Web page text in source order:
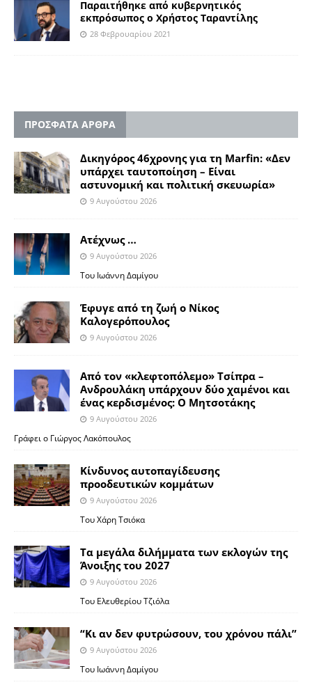
Παραιτήθηκε από κυβερνητικός
εκπρόσωπος ο Χρήστος Ταραντίλης
28 Φεβρουαρίου 2021
ΠΡΟΣΦΑΤΑ ΑΡΘΡΑ
Δικηγόρος 46χρονης για τη Marfin: «Δεν
υπάρχει ταυτοποίηση – Είναι
αστυνομική και πολιτική σκευωρία»
9 Αυγούστου 2026
Ατέχνως …
9 Αυγούστου 2026
Του Ιωάννη Δαμίγου
Έφυγε από τη ζωή ο Νίκος
Καλογερόπουλος
9 Αυγούστου 2026
Από τον «κλεφτοπόλεμο» Τσίπρα –
Ανδρουλάκη υπάρχουν δύο χαμένοι και
ένας κερδισμένος: Ο Μητσοτάκης
9 Αυγούστου 2026
Γράφει ο Γιώργος Λακόπουλος
Κίνδυνος αυτοπαγίδευσης
προοδευτικών κομμάτων
9 Αυγούστου 2026
Του Χάρη Τσιόκα
Τα μεγάλα διλήμματα των εκλογών της
Άνοιξης του 2027
9 Αυγούστου 2026
Του Ελευθερίου Τζιόλα
“Κι αν δεν φυτρώσουν, του χρόνου πάλι”
9 Αυγούστου 2026
Toυ Ιωάννη Δαμίγου